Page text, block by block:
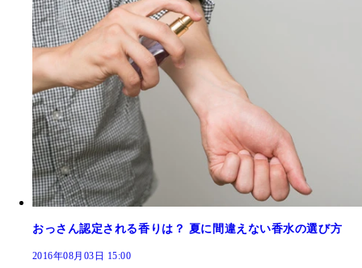
おっさん認定される香りは？ 夏に間違えない香水の選び方
2016年08月03日 15:00